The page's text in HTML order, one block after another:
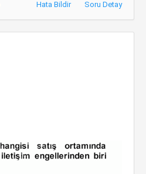
Hata Bildir Soru Detay